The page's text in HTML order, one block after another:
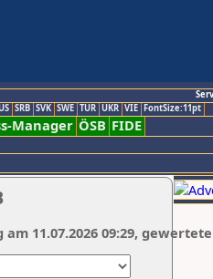
SRB SVK SWE TUR UKR VIE FontSize:11pt
Manager ÖSB FIDE
11.07.2026 09:29,